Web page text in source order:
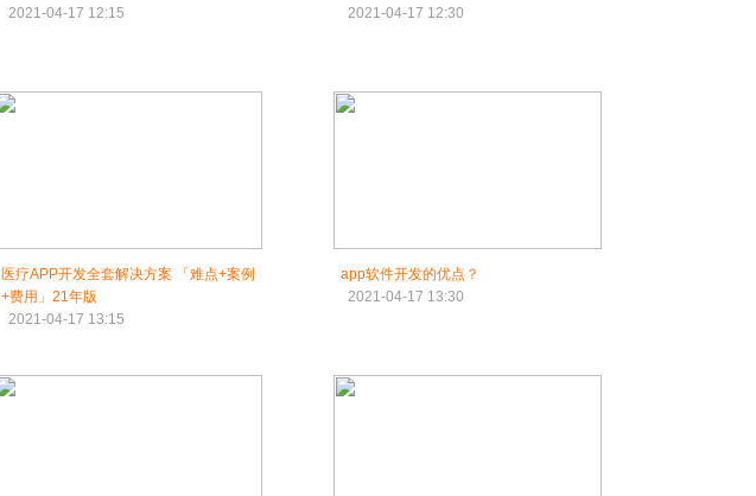
2021-04-17 12:15
2021-04-17 12:30
医疗APP开发全套解决方案 「难点+案例
+费用」21年版
2021-04-17 13:15
app软件开发的优点？
2021-04-17 13:30